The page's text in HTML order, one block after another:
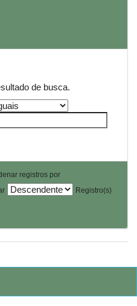
de busca.
registros por
Registro(s)